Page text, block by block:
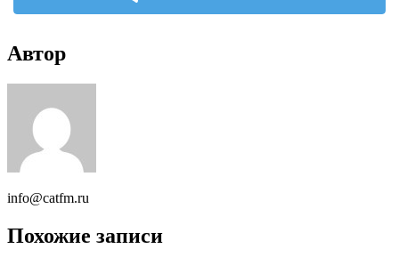
Автор
info@catfm.ru
Похожие записи